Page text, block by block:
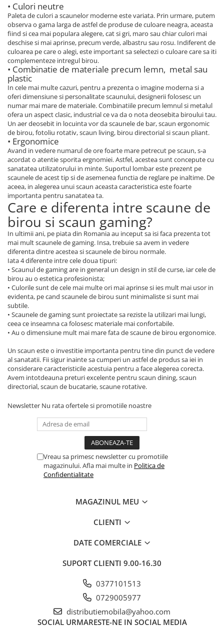
• Culori neutre
Paleta de culori a scaunelor moderne este variata. Prin urmare, putem
observa o gama larga de astfel de produse de culoare neagra, aceasta
fiind si cea mai populara alegere, cat si gri, maro sau chiar culori mai
deschise si mai aprinse, precum verde, albastru sau rosu. Indiferent de
culoarea pe care o alegi, este important sa selectezi o culoare care sa iti
complementeze intregul birou.
• Combinatie de materiale precum lemn, metal sau
plastic
In cele mai multe cazuri, pentru a prezenta o imagine moderna si a
oferi dimensiune si personalitate scaunului, designerii folosesc un
numar mai mare de materiale. Combinatiile precum lemnul si metalul
ofera un aspect clasic, industrial ce va da o nota deosebita biroului tau.
Un aer deosebit in locuinta vor da scaunele de bar, scaun ergonomic
de birou, fotoliu rotativ, scaun living, birou directorial si scaun pliant.
• Ergonomice
Avand in vedere numarul de ore foarte mare petrecut pe scaun, s-a
acordat o atentie sporita ergnomiei. Astfel, acestea sunt concepute cu
sanatatea utilizatorului in minte. Suportul lombar este prezent pe
scaunele de acest tip si de asemenea functia de reglare pe inaltime. De
aceea, in alegerea unui scaun aceasta caracteristica este foarte
importanta pentru sanatatea ta.
Care e diferenta intre scaune de
birou si scaun gaming?
In ultimii ani, pe piata din Romania au inceput sa isi faca prezenta tot
mai mult scaunele de gaming. Insa, trebuie sa avem in vedere
diferenta dintre acestea si scaunele de birou normale.
Iata 4 diferente intre cele doua tipuri:
• Scaunul de gaming are in general un design in stil de curse, iar cele de
birou au o estetica profesionista;
• Culorile sunt de cele mai multe ori mai aprinse si ies mult mai usor in
evidenta, pe cand scaunele de birou sunt minimaliste si sunt mai
subtile.
• Scaunele de gaming sunt proiectate sa reziste la utilizari mai lungi,
ceea ce inseamna ca folosesc materiale mai confortabile.
• Au o dimensiune mult mai mare fata de scaune de birou ergonomice.
Un scaun este o investitie importanta pentru tine din punct de vedere
al sanatatii. Fii sigur inainte sa cumperi un astfel de produs sa iei in
considerare caracteristicile acestuia pentru a face alegerea corecta.
Avem intotdeauna preturi excelente pentru scaun dining, scaun
directorial, scaun de bucatarie, scaune rotative.
Newsletter Nu rata ofertele si promotiile noastre
Vreau sa primesc newsletter cu promotiile
magazinului. Afla mai multe in Politica de
Confidentialitate
MAGAZINUL MEU
CLIENTI
DATE COMERCIALE
SUPORT CLIENTI 9.00-16.30
0377101513
0729005977
distributiemobila@yahoo.com
SOCIAL URMARESTE-NE IN SOCIAL MEDIA